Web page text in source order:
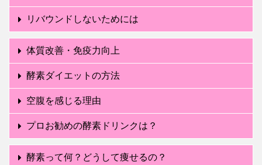
リバウンドしないためには
体質改善・免疫力向上
酵素ダイエットの方法
空腹を感じる理由
プロお勧めの酵素ドリンクは？
酵素って何？どうして痩せるの？